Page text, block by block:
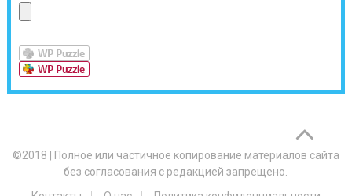
©2018
Полное или частичное копирование материалов сайта
без согласования с редакцией запрещено.